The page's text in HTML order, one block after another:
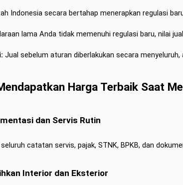
Indonesia secara bertahap menerapkan regulasi
lama Anda tidak memenuhi regulasi baru, nilai
Jual sebelum aturan diberlakukan secara
Harga Terbaik Saat
dan Servis Rutin
catatan servis, pajak, STNK, BPKB, dan
Interior dan Eksterior